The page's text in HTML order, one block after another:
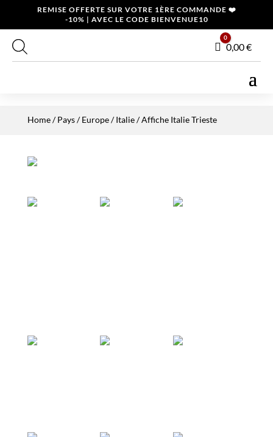
REMISE OFFERTE SUR VOTRE 1ÈRE COMMANDE ❤️
-10% | AVEC LE CODE BIENVENUE10
Panier
0
0,00€
Home/Pays/Europe/Italie/ Affiche Italie Trieste